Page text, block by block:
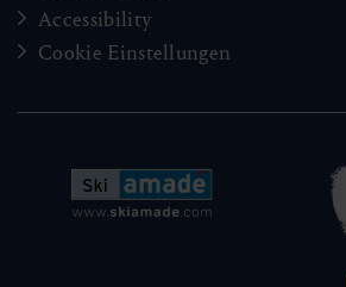
Accessibility
Cookie Einstellungen